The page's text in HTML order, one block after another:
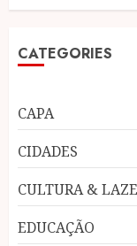
CATEGORIES
CAPA
CIDADES
CULTURA &
EDUCAÇÃO